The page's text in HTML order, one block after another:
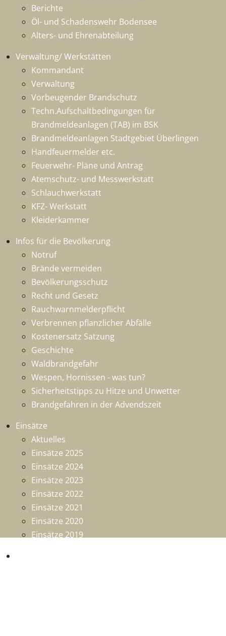
Berichte
Öl- und Schadenswehr Bodensee
Alters- und Ehrenabteilung
Verwaltung/ Werkstätten
Kommandant
Verwaltung
Vorbeugender Brandschutz
Techn.Aufschaltbedingungen für
Brandmeldeanlagen (TAB) im BSK
Brandmeldeanlagen Stadtgebiet Überlingen
Handfeuermelder etc.
Feuerwehr- Pläne und Antrag
Atemschutz- und Messwerkstatt
Schlauchwerkstatt
KFZ- Werkstatt
Kleiderkammer
Infos für die Bevölkerung
Notruf
Brände vermeiden
Bevölkerungsschutz
Recht und Gesetz
Rauchwarnmelderpflicht
Verbrennen pflanzlicher Abfälle
Kostenersatz Satzung
Geschichte
Waldbrandgefahr
Wespen, Hornissen - was tun?
Sicherheitstipps zu Hitze und Unwetter
Brandgefahren in der Advendszeit
Einsätze
Aktuelles
Einsätze 2025
Einsätze 2024
Einsätze 2023
Einsätze 2022
Einsätze 2021
Einsätze 2020
Einsätze 2019